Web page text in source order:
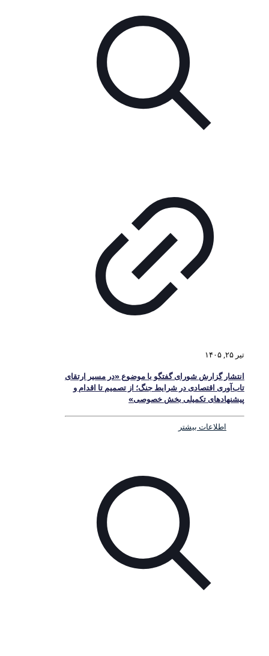
تیر ۲۵, ۱۴۰۵
انتشار گزارش شورای گفتگو با موضوع «در مسیر ارتقای
تاب‌آوری اقتصادی در شرایط جنگ؛ از تصمیم تا اقدام و
پیشنهادهای تکمیلی بخش خصوصی»
اطلاعات بیشتر